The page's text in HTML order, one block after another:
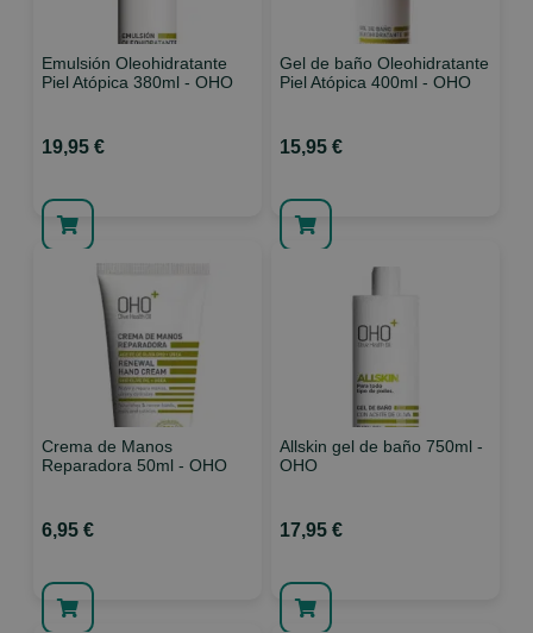
Emulsión Oleohidratante
Piel Atópica 380ml - OHO
19,95 €
Gel de baño Oleohidratante
Piel Atópica 400ml - OHO
15,95 €
Crema de Manos
Reparadora 50ml - OHO
6,95 €
Allskin gel de baño 750ml -
OHO
17,95 €